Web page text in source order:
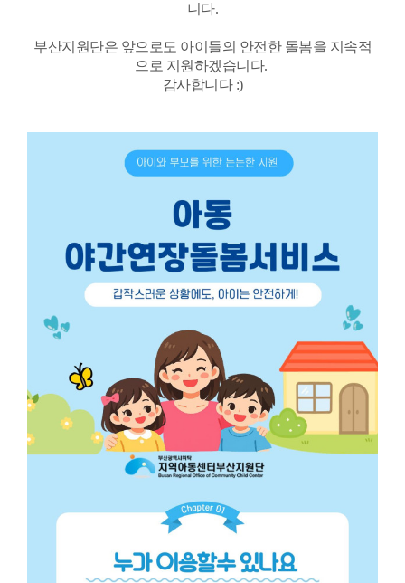
니다.
부산지원단은 앞으로도 아이들의 안전한 돌봄을 지속적
으로 지원하겠습니다.
감사합니다 :)